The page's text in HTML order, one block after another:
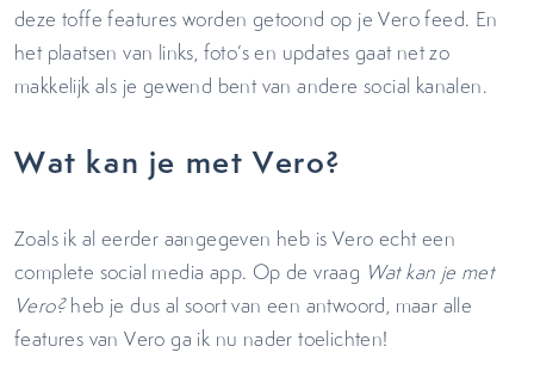
deze toffe features worden getoond op je Vero feed. En
het plaatsen van links, foto’s en updates gaat net zo
makkelijk als je gewend bent van andere social kanalen.
Wat kan je met Vero?
Zoals ik al eerder aangegeven heb is Vero echt een
complete social media app. Op de vraag Wat kan je met
Vero?heb je dus al soort van een antwoord, maar alle
features van Vero ga ik nu nader toelichten!